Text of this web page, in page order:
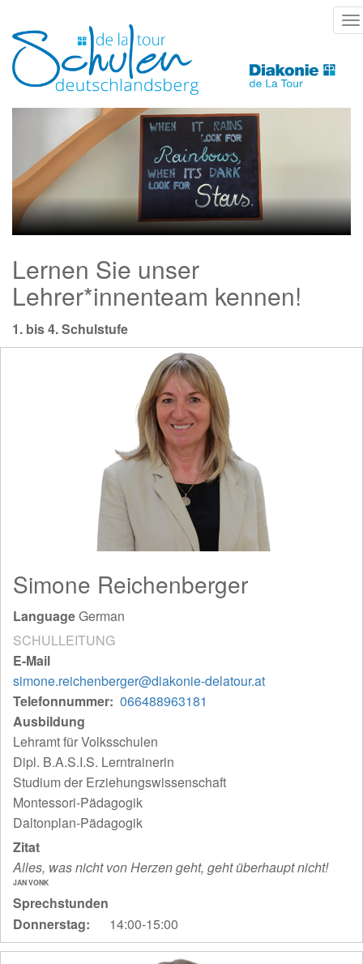
zum
Inhalt
Lernen Sie unser
Lehrer*innenteam kennen!
1. bis 4. Schulstufe
Simone Reichenberger
LanguageGerman
SCHULLEITUNG
E-Mail
simone.reichenberger@diakonie-delatour.at
Telefonnummer 066488963181
Ausbildung
Lehramt für Volksschulen
Dipl. B.A.S.I.S. Lerntrainerin
Studium der Erziehungswissenschaft
Montessori-Pädagogik
Daltonplan-Pädagogik
Zitat
Alles, was nicht von Herzen geht, geht überhaupt nicht!
JAN VONK
Sprechstunden
Donnerstag:
14:00-15:00